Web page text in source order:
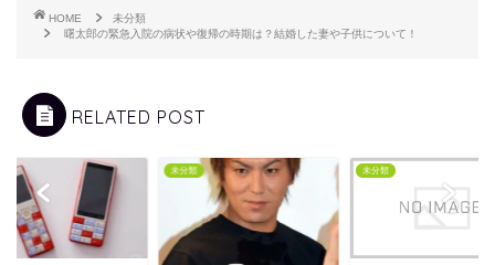
HOME
未分類
曙太郎の緊急入院の病状や復帰の時期は？結婚した妻や子供について！
RELATED POST
未分類 未分類